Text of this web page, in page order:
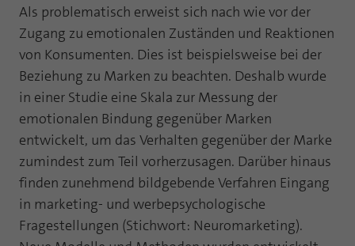
Als problematisch erweist sich nach wie vor der
Zugang zu emotionalen Zuständen und Reaktionen
von Konsumenten. Dies ist beispielsweise bei der
Beziehung zu Marken zu beachten. Deshalb wurde
in einer Studie eine Skala zur Messung der
emotionalen Bindung gegenüber Marken
entwickelt, um das Verhalten gegenüber der Marke
zumindest zum Teil vorherzusagen. Darüber hinaus
finden zunehmend bildgebende Verfahren Eingang
in marketing- und werbepsychologische
Fragestellungen (Stichwort: Neuromarketing).